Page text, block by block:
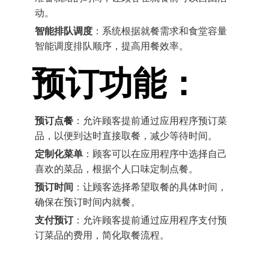
动。
智能排队调度：系统根据就餐需求和食堂容量
智能调度排队顺序，提高用餐效率。
预订功能：
预订点餐：允许顾客提前通过应用程序预订菜
品，以便到达时直接取餐，减少等待时间。
定制化菜单：顾客可以在应用程序中选择自己
喜欢的菜品，根据个人口味定制点餐。
预订时间 ：让顾客选择希望取餐的具体时间，
确保在预订时间内就餐。
支付预订：允许顾客提前通过应用程序支付预
订菜品的费用，简化取餐流程。